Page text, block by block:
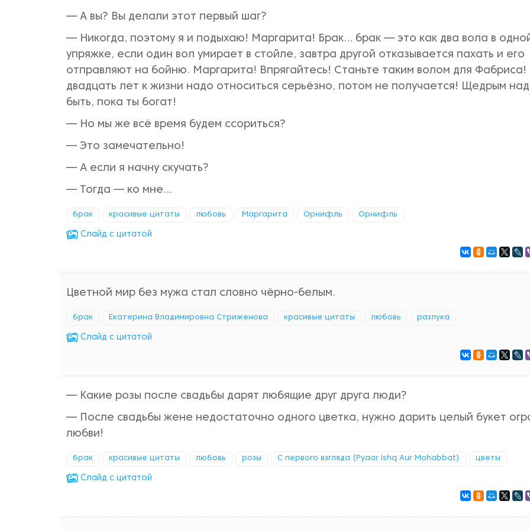
— А вы? Вы делали этот первый шаг?
— Никогда, поэтому я и подыхаю! Маргарита! Брак... брак — это как два вола в
упряжке, если один вол умирает в стойле, завтра другой отказывается пахать и его
отправляют на бойню. Маргарита! Впрягайтесь! Станьте таким волом для Фабриса!
двадцать лет к жизни надо относиться серьёзно, потом не получается! Щедрым
быть, пока ты богат!
— Но мы же всё время будем ссориться?
— Это замечательно!
— А если я начну скучать?
— Тогда — ко мне...
брак красивые цитаты любовь Маргарита Орнифль Орнифль
Cлайд с цитатой
Цветной мир без мужа стал словно чёрно-белым.
брак Екатерина Владимировна Стриженова красивые цитаты любовь разлука
Cлайд с цитатой
— Какие розы после свадьбы дарят любящие друг друга люди?
— После свадьбы жене недостаточно одного цветка, нужно дарить целый букет
любви!
брак красивые цитаты любовь розы С первого взгляда (Pyaar Ishq Aur Mohabbat) цветы
Cлайд с цитатой